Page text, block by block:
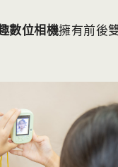
數位相機擁有前後